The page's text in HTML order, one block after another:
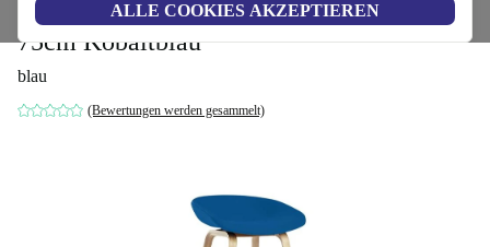
ALLE COOKIES AKZEPTIEREN
AAS 33 About A Stool Barhocker Höhe
75cm Kobaltblau
blau
(Bewertungen werden gesammelt)